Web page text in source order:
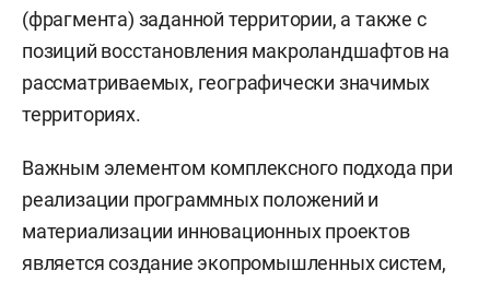
(фрагмента) заданной территории, а также с
позиций восстановления макроландшафтов на
рассматриваемых, географически значимых
территориях.
Важным элементом комплексного подхода при
реализации программных положений и
материализации инновационных проектов
является создание экопромышленных систем,